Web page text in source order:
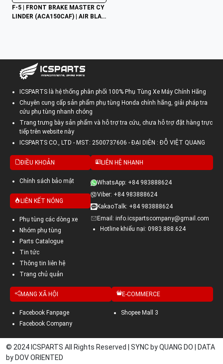
F-5 | FRONT BRAKE MASTER CY
LINDER (ACA150CAF) | AIR BLAD
ICSPARTS là hệ thống phân phối 100% Phụ Tùng Xe Máy Chính Hãng
Chuyên cung cấp sản phẩm phụ tùng Honda chính hãng, giải pháp tra
cứu phụ tùng nhanh chóng
Trang trưng bày sản phẩm và hỗ trợ tra cứu, chưa hỗ trợ đặt hàng trực
tiếp trên website này
ICSPARTS CO., LTD - MST: 2500737606 - ĐẠI DIỆN : ĐỖ VIỆT QUANG
ĐIỀU KHOẢN
Chính sách bảo mật
LIÊN KẾT NÓNG
Phụ tùng các dòng xe
Nhóm phụ tùng
Parts Catalogue
Tin tức
Thông tin liên hệ
Trang chủ quản
LIÊN HỆ NHANH
WhatsApp: +84 983888624
Viber: +84 983888624
KakaoTalk: +84 983888624
Email: info.icspartscompany@gmail.com
Hotline khiếu nại: 0983.888.624
MẠNG XÃ HỘI
Facebook Fanpage
Facebook Company
E-COMMERCE
Shopee Mall 3
© 2024 ICSPARTS All Rights Reserved | SYNC by QUANG DO | DATA
by DOV ORIENTED